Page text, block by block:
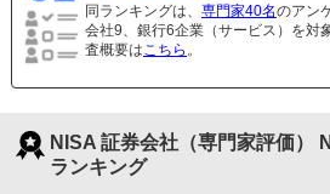
同ランキングは、 専門家40名のアン
会社9、銀行6企業（サービス）を対
査概要は こちら 。
NISA 証券会社（専門家評価）
ランキング